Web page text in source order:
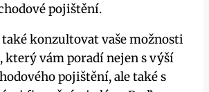
pojištění.
také konzultovat vaše možnosti
který vám poradí nejen s výší
pojištění, ale také s